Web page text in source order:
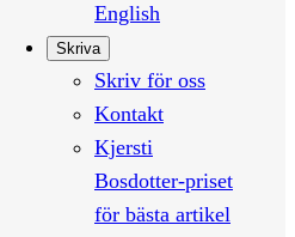
English
Skriva
Skriv för oss
Kontakt
Kjersti
Bosdotter-priset
för bästa artikel